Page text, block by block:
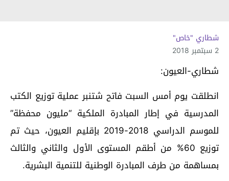
شطاري "خاص"
2 سبتمبر 2018
شطاري-العيون:
انطلقت يوم أمس السبت فاتح شتنبر عملية توزيع الكتب
المدرسية في إطار المبادرة الملكية “مليون محفظة”
للموسم الدراسي 2018-2019 بإقليم العيون، حيث تم
توزيع 60% من أطقم المستوى الأول والثاني والثالث
بمساهمة من طرف المبادرة الوطنية للتنمية البشرية.